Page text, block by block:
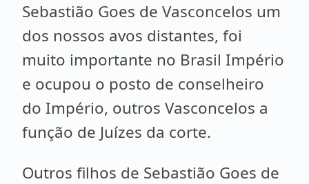
Sebastião Goes de Vasconcelos um
dos nossos avos distantes, foi
muito importante no Brasil Império
e ocupou o posto de conselheiro
do Império, outros Vasconcelos a
função de Juízes da corte.
Outros filhos de Sebastião Goes de